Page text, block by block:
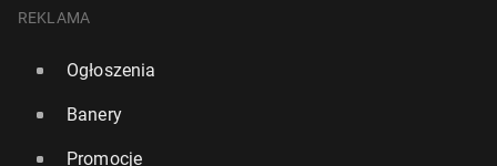
REKLAMA
Ogłoszenia
Banery
Promocje